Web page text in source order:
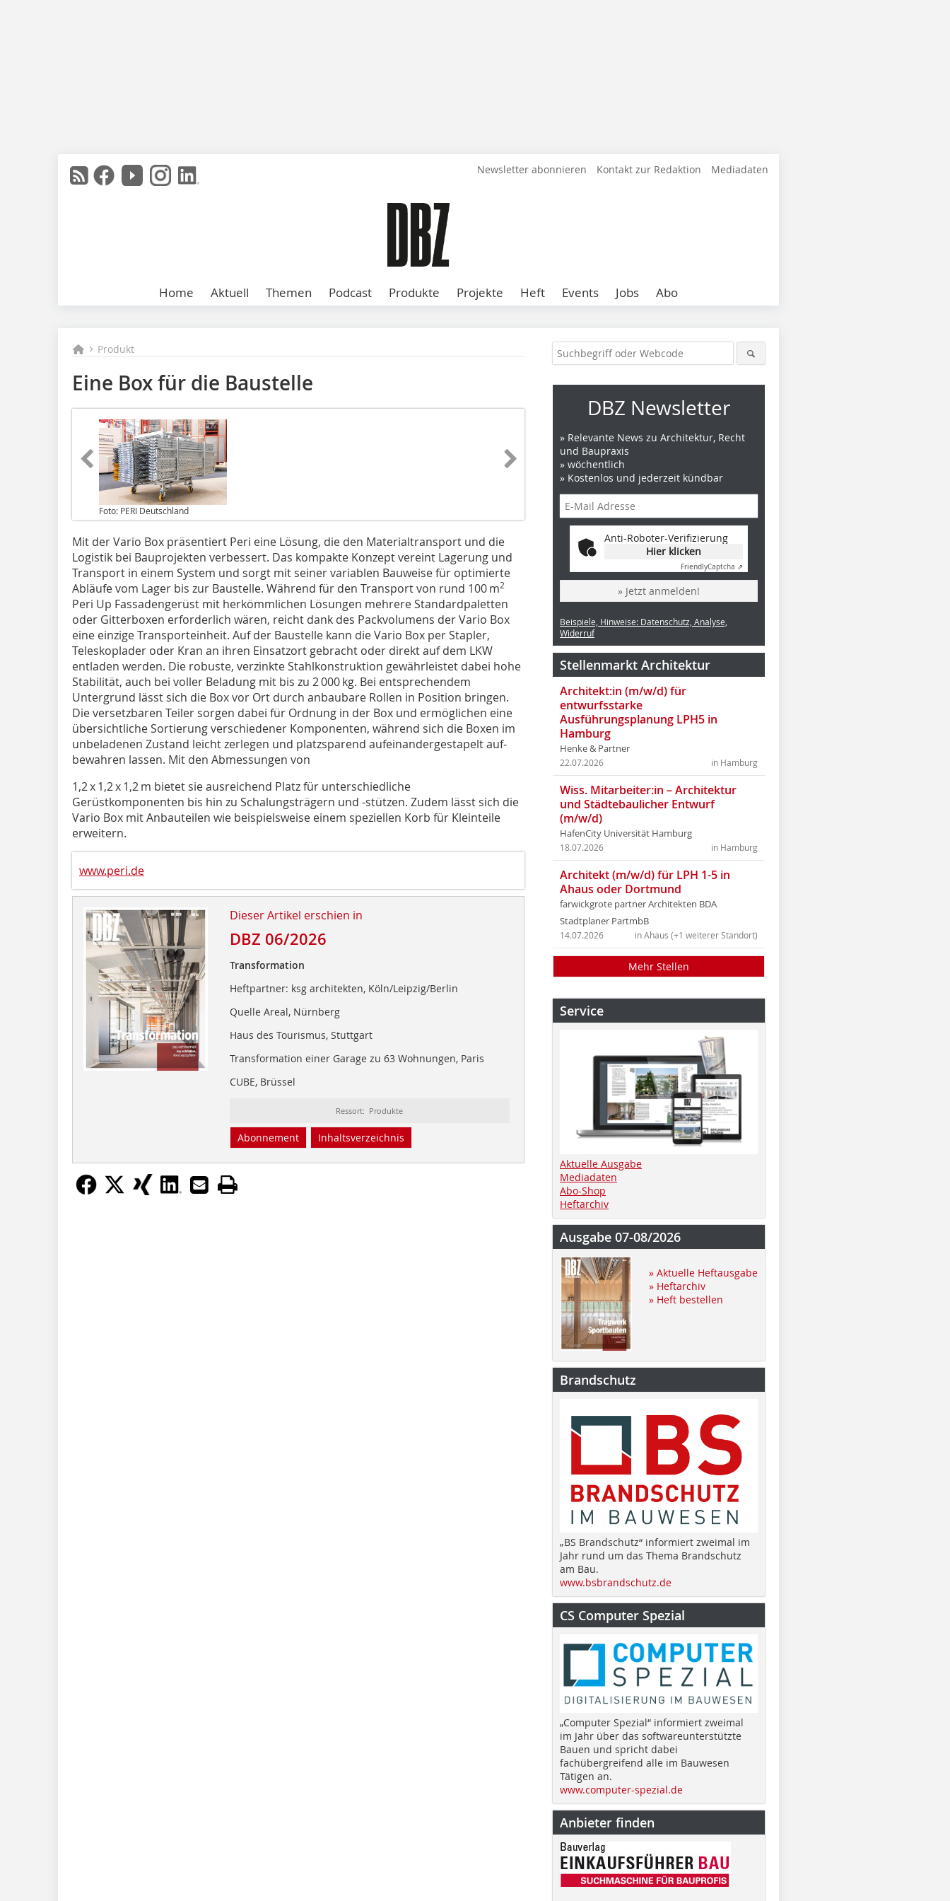
Newsletter abonnieren Kontakt zur Redaktion Mediadaten
Home Aktuell Themen Podcast Produkte Projekte Heft Events Jobs Abo
Produkt
Eine Box für die Baustelle
Foto: PERI Deutschland
Mit der Vario Box präsentiert Peri eine Lösung, die den Materialtransport und die
Logistik bei Bauprojekten verbessert. Das kompakte Konzept vereint Lagerung und
Transport in einem System und sorgt mit seiner variablen Bauweise für optimierte
Abläufe vom Lager bis zur Baustelle. Während für den Transport von rund 100 m2
Peri Up Fassadengerüst mit herkömmlichen Lösungen mehrere Standardpaletten
oder Gitterboxen erforderlich wären, reicht dank des Packvolumens der Vario Box
eine einzige Transporteinheit. Auf der Baustelle kann die Vario Box per Stapler,
Teleskoplader oder Kran an ihren Einsatzort gebracht oder direkt auf dem LKW
entladen werden. Die robuste, verzinkte Stahlkonstruktion gewährleistet dabei hohe
Stabilität, auch bei voller Beladung mit bis zu 2 000 kg. Bei entsprechendem
Untergrund lässt sich die Box vor Ort durch anbaubare Rollen in Position bringen.
Die versetzbaren Teiler sorgen dabei für Ordnung in der Box und ermöglichen eine
übersichtliche Sortierung verschiedener Komponenten, während sich die Boxen im
unbeladenen Zustand leicht zerlegen und platzsparend aufeinandergestapelt auf­
bewahren lassen. Mit den Abmessungen von ­
1,2 x 1,2 x 1,2 m bietet sie ausreichend Platz für unterschiedliche
Gerüstkomponenten bis hin zu Schalungsträgern und -stützen. Zudem lässt sich die
Vario Box mit Anbauteilen wie beispielsweise einem speziellen Korb für Kleinteile
erweitern.
www.peri.de
Dieser Artikel erschien in
DBZ 06/2026
Transformation
Heftpartner: ksg architekten, Köln/Leipzig/Berlin
Quelle Areal, Nürnberg
Haus des Tourismus, Stuttgart
Transformation einer Garage zu 63 Wohnungen, Paris
CUBE, Brüssel
Ressort: Produkte
Abonnement Inhaltsverzeichnis
DBZ Newsletter
» Relevante News zu Architektur, Recht
und Baupraxis
» wöchentlich
» Kostenlos und jederzeit kündbar
Anti-Roboter-Verifizierung
Hier klicken
FriendlyCaptcha ⇗
» Jetzt anmelden!
Beispiele, Hinweise: Datenschutz, Analyse,
Widerruf
Stellenmarkt Architektur
Architekt:in (m/w/d) für
entwurfsstarke
Ausführungsplanung LPH5 in
Hamburg
Henke & Partner
in Hamburg
22.07.2026
Wiss. Mitarbeiter:in – Architektur
und Städtebaulicher Entwurf
(m/w/d)
HafenCity Universität Hamburg
in Hamburg
18.07.2026
Architekt (m/w/d) für LPH 1-5 in
Ahaus oder Dortmund
farwickgrote partner Architekten BDA
Stadtplaner PartmbB
in Ahaus (+1 weiterer Standort)
14.07.2026
Mehr Stellen
Service
Aktuelle Ausgabe
Mediadaten
Abo-Shop
Heftarchiv
Ausgabe 07-08/2026
» Aktuelle Heftausgabe
» Heftarchiv
» Heft bestellen
Brandschutz
„BS Brandschutz“ informiert zweimal im
Jahr rund um das Thema Brandschutz
am Bau.
www.bsbrandschutz.de
CS Computer Spezial
„Computer Spezial“ informiert zweimal
im Jahr über das softwareunterstützte
Bauen und spricht dabei
fachübergreifend alle im Bauwesen
Tätigen an.
www.computer-spezial.de
Anbieter finden